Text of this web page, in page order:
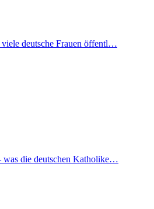
viele deutsche Frauen öffentl…
was die deutschen Katholike…